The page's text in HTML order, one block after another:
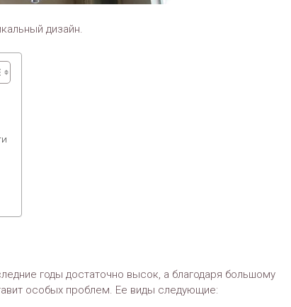
дизайн.
годы достаточно высок, а благодаря большому
особых проблем. Ее виды следующие: